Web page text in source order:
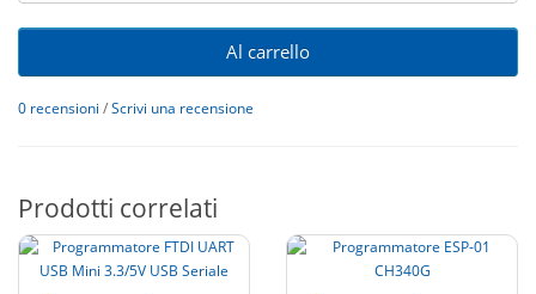
Al carrello
0 recensioni /Scrivi una recensione
Prodotti correlati